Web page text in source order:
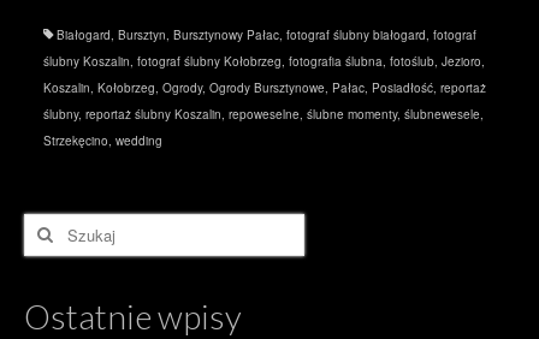
Białogard, Bursztyn, Bursztynowy Pałac, fotograf ślubny białogard, fotograf
ślubny Koszalin, fotograf ślubny Kołobrzeg, fotografia ślubna, fotoślub, Jezioro,
Koszalin, Kołobrzeg, Ogrody, Ogrody Bursztynowe, Pałac, Posiadłość, reportaż
ślubny, reportaż ślubny Koszalin, repoweselne, ślubne momenty, ślubnewesele,
Strzekęcino, wedding
Szuklaj
w:
Ostatnie wpisy